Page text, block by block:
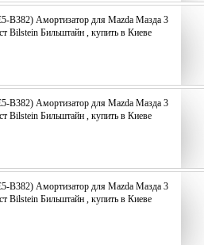
B382) Амортизатор для Mazda Мазда 3
Bilstein Бильштайн , купить в Киеве
B382) Амортизатор для Mazda Мазда 3
Bilstein Бильштайн , купить в Киеве
B382) Амортизатор для Mazda Мазда 3
Bilstein Бильштайн , купить в Киеве